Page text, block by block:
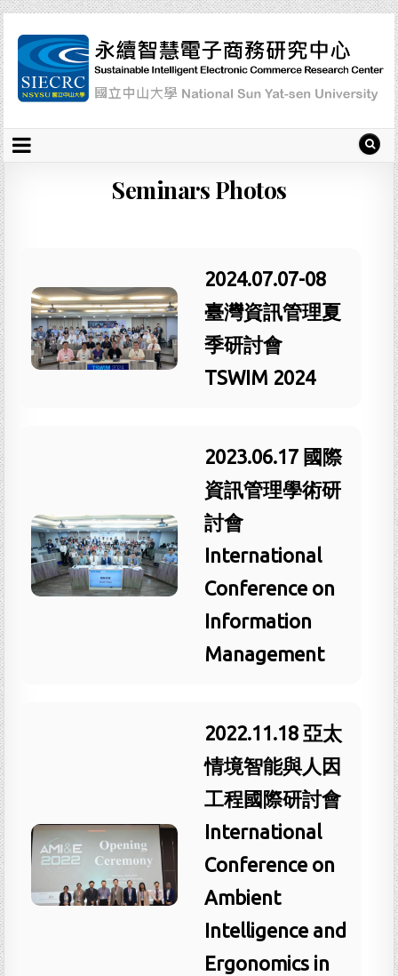
Seminars Photos
2024.07.07-08
臺灣資訊管理夏
季研討會
TSWIM 2024
2023.06.17 國際
資訊管理學術研
討會
International
Conference on
Information
Management
2022.11.18 亞太
情境智能與人因
工程國際研討會
International
Conference on
Ambient
Intelligence and
Ergonomics in